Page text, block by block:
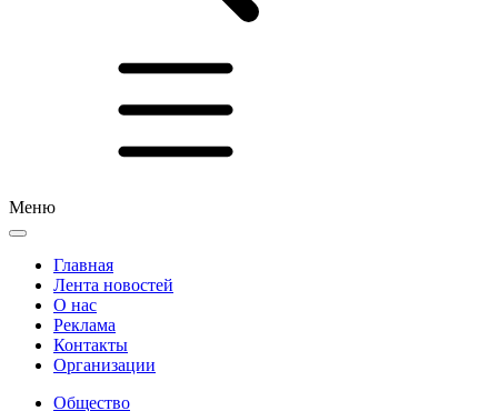
Меню
Главная
Лента новостей
О нас
Реклама
Контакты
Организации
Общество